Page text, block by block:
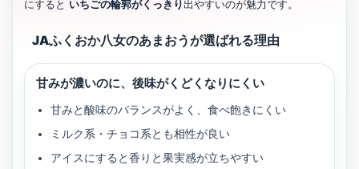
にすると いちごの輪郭がくっきり出やすいのが魅力です。
JAふくおか八女のあまおうが選ばれる理由
甘みが濃いのに、後味がくどくなりにくい
甘みと酸味のバランスがよく、食べ飽きにくい
ミルク系・チョコ系とも相性が良い
アイスにすると香りと果実感が立ちやすい